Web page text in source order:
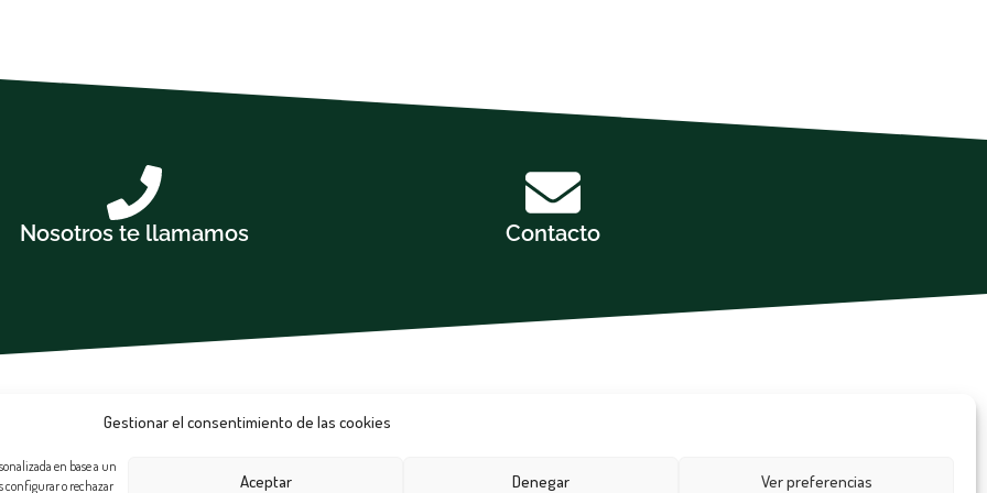
Gestionar el consentimiento de las cookies
en base a un
configurar o rechazar
Aceptar Denegar Ver preferencias
Nosotros te llamamos Contacto